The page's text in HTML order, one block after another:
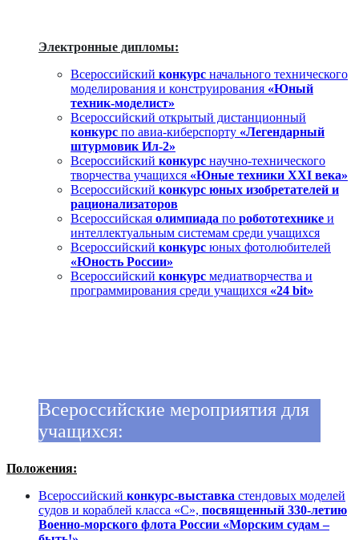
Электронные дипломы:
Всероссийский конкурс начального технического
моделирования и конструирования «Юный
техник-моделист»
Всероссийский открытый дистанционный
конкурс по авиа-киберспорту «Легендарный
штурмовик Ил-2»
Всероссийский конкурс научно-технического
творчества учащихся «Юные техники ХХI века»
Всероссийский конкурс юных изобретателей и
рационализаторов
Всероссийская олимпиада по робототехнике и
интеллектуальным системам среди учащихся
Всероссийский конкурс юных фотолюбителей
«Юность России»
Всероссийский конкурс медиатворчества и
программирования среди учащихся «24 bit»
Всероссийские мероприятия для
учащихся:
Положения:
Всероссийский конкурс-выставка стендовых моделей
судов и кораблей класса «С», посвященный 330-летию
Военно-морского флота России «Морским судам –